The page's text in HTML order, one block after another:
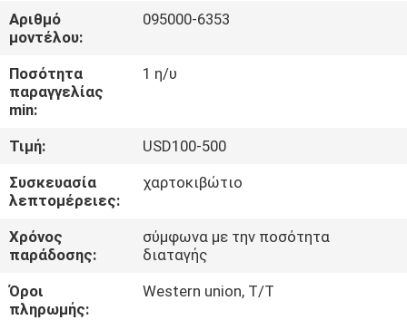
ΕΠΙΣΚΈΨΕΙΣ
ΣΤΟ
ΕΡΓΟΣΤΆΣΙΟ
ΈΛΕΓΧΟΣ
ΕΠΙΚΟΙΝΩΝΉΣΤΕ
ΜΑΖΊ
ΜΑΣ
Αριθμό
μοντέλου:
095000-6353
Ποσότητα
παραγγελίας
min:
1 η/υ
Τιμή:
USD100-500
Συσκευασία
λεπτομέρειες:
χαρτοκιβώτιο
Χρόνος
παράδοσης:
σύμφωνα με την ποσότητα
διαταγής
Όροι
πληρωμής:
Western union, T/T